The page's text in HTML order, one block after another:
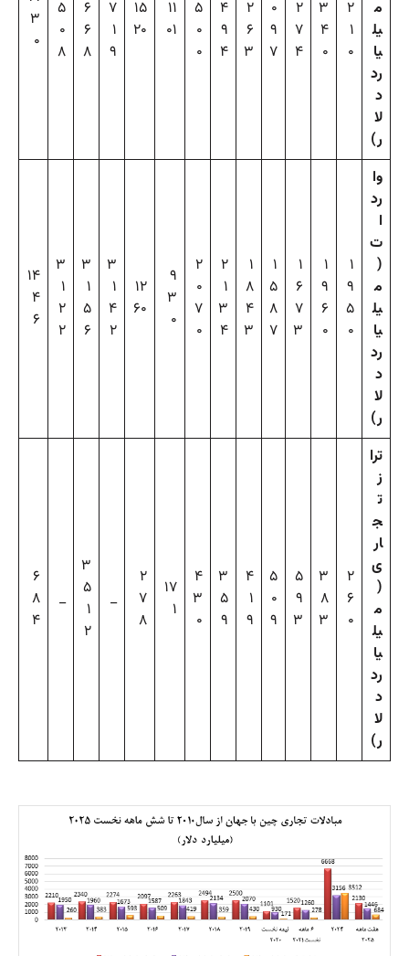
م
یل
یا
رد
د
لا
ر)
۲
۱
۰
۳
۴
۰
۲
۷
۴
۰
۹
۷
۲
۶
۳
۴
۹
۴
۵
۰
۰
۱۱
۰۱
۱۵
۲۰
۷
۱
۹
۶
۶
۸
۵
۰
۸
۳
۰
وا
رد
ا
ت
(
م
یل
یا
رد
د
لا
ر)
۱
۹
۵
۰
۱
۹
۶
۰
۱
۶
۷
۳
۱
۵
۸
۷
۱
۸
۴
۳
۲
۱
۳
۴
۲
۰
۷
۰
۹
۳
۰
۱۲
۶۰
۳
۱
۴
۲
۳
۱
۵
۶
۳
۱
۲
۲
۱۴
۴
۶
ترا
ز
ت
ج
ار
ی
(
م
یل
یا
رد
د
لا
ر)
۲
۶
۰
۳
۸
۳
۵
۹
۳
۵
۰
۹
۴
۱
۹
۳
۵
۹
۴
۳
۰
۱۷
۱
۲
۷
۸
_
۳
۵
۱
۲
_
۶
۸
۴